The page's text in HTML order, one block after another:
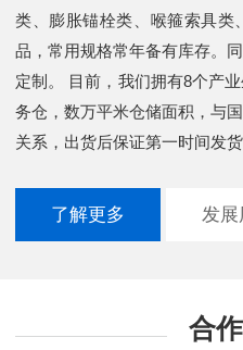
类、膨胀锚栓类、喉箍索具类
品，常用规格常年备有库存。
定制。 目前，我们拥有8个产
务仓，数万平米仓储面积，与
关系，出货后保证第一时间发货
了解更多 发展
合